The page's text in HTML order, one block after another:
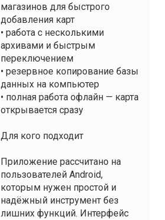
магазинов для быстрого
добавления карт
• работа с несколькими
архивами и быстрым
переключением
• резервное копирование базы
данных на компьютер
• полная работа офлайн — карта
открывается сразу
Для кого подходит
Приложение рассчитано на
пользователей Android,
которым нужен простой и
надёжный инструмент без
лишних функций. Интерфейс